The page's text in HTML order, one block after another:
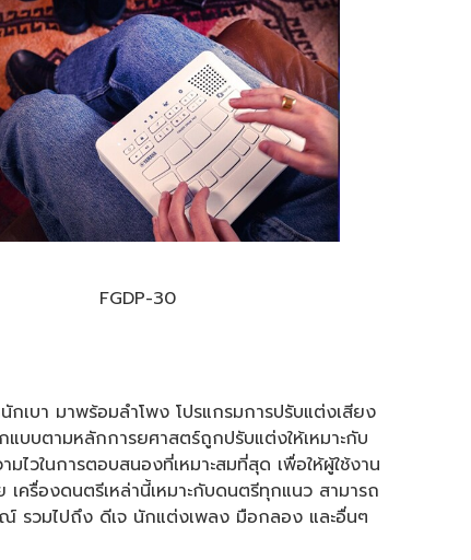
FGDP-30
เบา มาพร้อมลำโพง โปรแกรมการปรับแต่งเสียง
บบตามหลักการยศาสตร์ถูกปรับแต่งให้เหมาะกับ
วในการตอบสนองที่เหมาะสมที่สุด เพื่อให้ผู้ใช้งาน
ครื่องดนตรีเหล่านี้เหมาะกับดนตรีทุกแนว สามารถ
รวมไปถึง ดีเจ นักแต่งเพลง มือกลอง และอื่นๆ